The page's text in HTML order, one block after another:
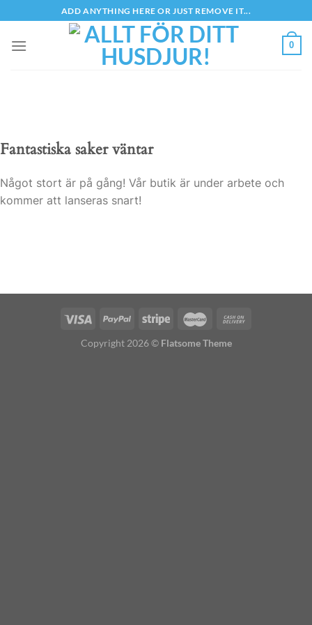
to
content
ADD ANYTHING HERE OR JUST REMOVE IT...
0
Fantastiska saker väntar
Något stort är på gång! Vår butik är under arbete och
kommer att lanseras snart!
Copyright 2026 © Flatsome Theme